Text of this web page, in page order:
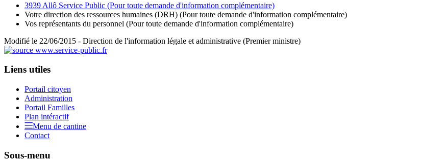
3939 Allô Service Public (Pour toute demande d'information complémentaire)
Votre direction des ressources humaines (DRH) (Pour toute demande d'information complémentaire)
Vos représentants du personnel (Pour toute demande d'information complémentaire)
Modifié le 22/06/2015 - Direction de l'information légale et administrative (Premier ministre)
Liens utiles
Portail citoyen
Administration
Portail Familles
Plan intéractif
Menu de cantine
Contact
Sous-menu